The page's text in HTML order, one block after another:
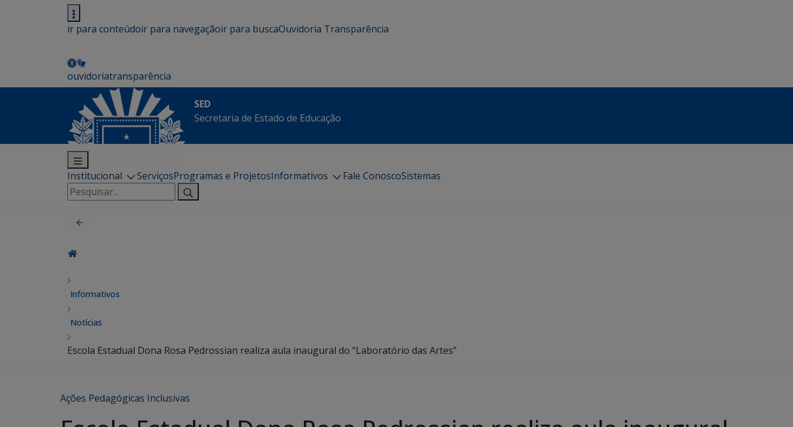
ir para conteúdoir para navegaçãoir para buscaOuvidoria Transparência
ouvidoriatransparência
SED
Secretaria de Estado de Educação
Institucional ServiçosProgramas e ProjetosInformativos Fale ConoscoSistemas
Pesquisar
por:
Informativos
Notícias
Escola Estadual Dona Rosa Pedrossian realiza aula inaugural do “Laboratório das Artes”
Ações Pedagógicas Inclusivas